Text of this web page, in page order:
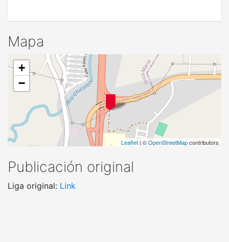
Mapa
+
−
Leaflet | ©OpenStreetMapcontributors
Publicación original
Liga original: Link